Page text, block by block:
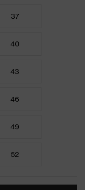
37
40
43
46
49
52